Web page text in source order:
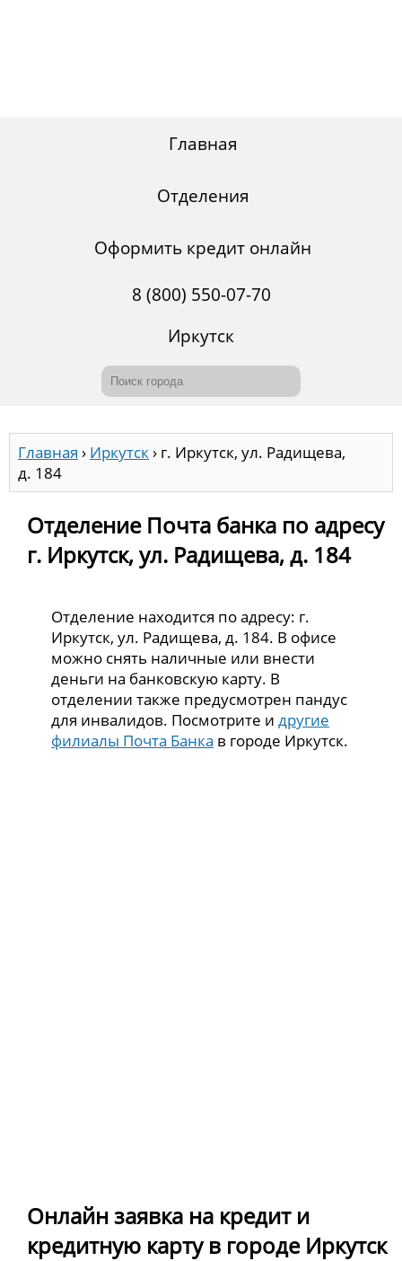
Главная
Отделения
Оформить кредит онлайн
8 (800) 550-07-70
Иркутск
Главная › Иркутск› г. Иркутск, ул. Радищева,
д. 184
Отделение Почта банка по адресу
г. Иркутск, ул. Радищева, д. 184
Отделение находится по адресу: г.
Иркутск, ул. Радищева, д. 184. В офисе
можно снять наличные или внести
деньги на банковскую карту. В
отделении также предусмотрен пандус
для инвалидов. Посмотрите идругие
филиалы Почта Банка в городе Иркутск.
Онлайн заявка на кредит и
кредитную карту в городе Иркутск